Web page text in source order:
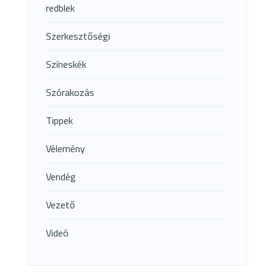
redblek
Szerkesztőségi
Színeskék
Szórakozás
Tippek
Vélemény
Vendég
Vezető
Videó